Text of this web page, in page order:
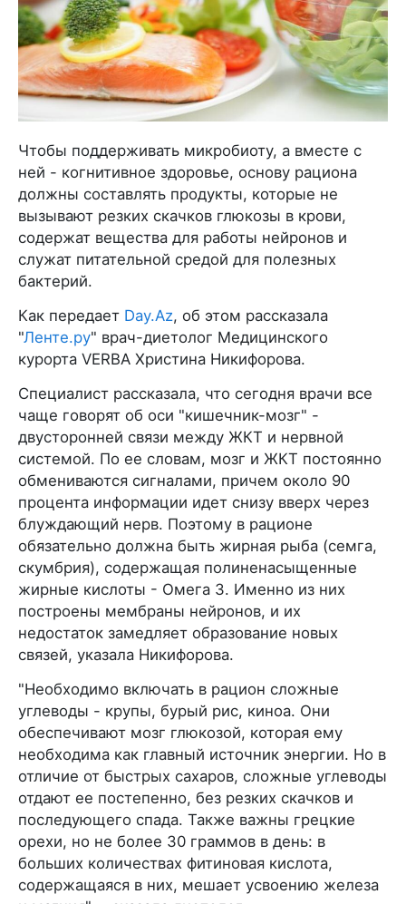
Чтобы поддерживать микробиоту, а вместе с
ней - когнитивное здоровье, основу рациона
должны составлять продукты, которые не
вызывают резких скачков глюкозы в крови,
содержат вещества для работы нейронов и
служат питательной средой для полезных
бактерий.
Как передает Day.Az, об этом рассказала
"Ленте.ру" врач-диетолог Медицинского
курорта VERBA Христина Никифорова.
Специалист рассказала, что сегодня врачи все
чаще говорят об оси "кишечник-мозг" -
двусторонней связи между ЖКТ и нервной
системой. По ее словам, мозг и ЖКТ постоянно
обмениваются сигналами, причем около 90
процента информации идет снизу вверх через
блуждающий нерв. Поэтому в рационе
обязательно должна быть жирная рыба (семга,
скумбрия), содержащая полиненасыщенные
жирные кислоты - Омега 3. Именно из них
построены мембраны нейронов, и их
недостаток замедляет образование новых
связей, указала Никифорова.
"Необходимо включать в рацион сложные
углеводы - крупы, бурый рис, киноа. Они
обеспечивают мозг глюкозой, которая ему
необходима как главный источник энергии. Но в
отличие от быстрых сахаров, сложные углеводы
отдают ее постепенно, без резких скачков и
последующего спада. Также важны грецкие
орехи, но не более 30 граммов в день: в
больших количествах фитиновая кислота,
содержащаяся в них, мешает усвоению железа